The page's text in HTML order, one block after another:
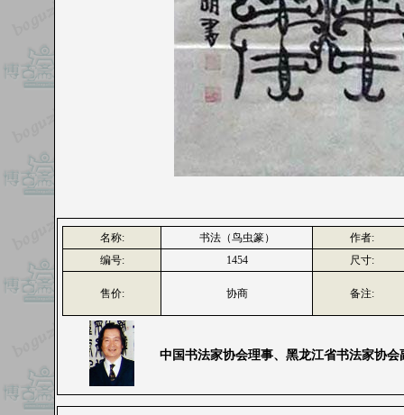
名称: 书法（鸟虫篆）
作者:
编号:
1454 尺寸:
售价: 协商 备注:
中国书法家协会理事、黑龙江省书法家协